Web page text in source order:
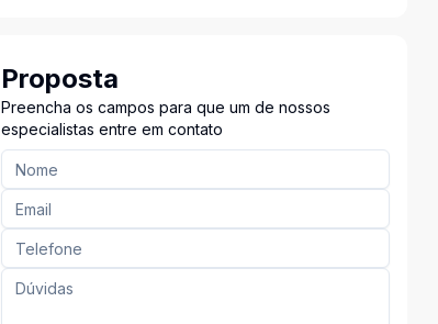
Proposta
Preencha os campos para que um de nossos
especialistas entre em contato